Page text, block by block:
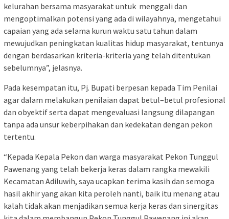
kelurahan bersama masyarakat untuk menggali dan
mengoptimalkan potensi yang ada di wilayahnya, mengetahui
capaian yang ada selama kurun waktu satu tahun dalam
mewujudkan peningkatan kualitas hidup masyarakat, tentunya
dengan berdasarkan kriteria-kriteria yang telah ditentukan
sebelumnya”, jelasnya.
Pada kesempatan itu, Pj. Bupati berpesan kepada Tim Penilai
agar dalam melakukan penilaian dapat betul–betul profesional
dan obyektif serta dapat mengevaluasi langsung dilapangan
tanpa ada unsur keberpihakan dan kedekatan dengan pekon
tertentu.
“Kepada Kepala Pekon dan warga masyarakat Pekon Tunggul
Pawenang yang telah bekerja keras dalam rangka mewakili
Kecamatan Adiluwih, saya ucapkan terima kasih dan semoga
hasil akhir yang akan kita peroleh nanti, baik itu menang atau
kalah tidak akan menjadikan semua kerja keras dan sinergitas